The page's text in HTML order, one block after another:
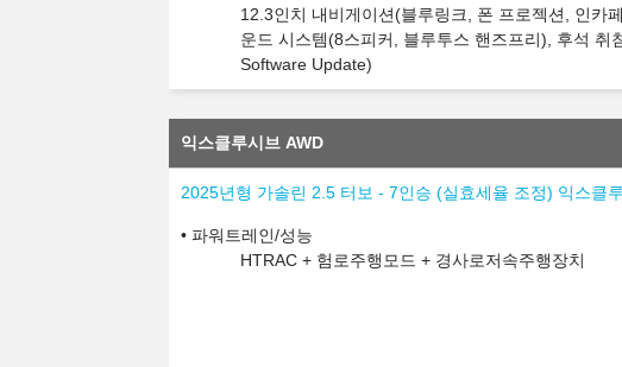
12.3인치 내비게이션(블루링크, 폰 프로젝션, 인카
운드 시스템(8스피커, 블루투스 핸즈프리), 후석 취
Software Update)
익스클루시브 AWD
2025년형 가솔린 2.5 터보 - 7인승 (실효세율 조정) 익스클
파워트레인/성능
HTRAC + 험로주행모드 + 경사로저속주행장치